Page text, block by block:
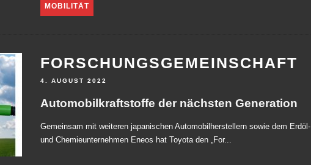
MOBILITÄT
FORSCHUNGSGEMEINSCHAFT
4. AUGUST 2022
Automobilkraftstoffe der nächsten Generation
Gemeinsam mit weiteren japanischen Automobilherstellern sowie dem Erdöl-
und Chemieunternehmen Eneos hat Toyota den „For...